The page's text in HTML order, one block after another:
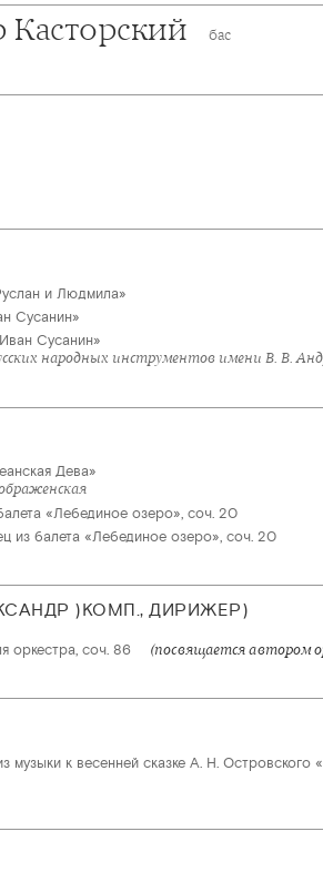
Касторский бас
и Людмила»
Сусанин»
Сусанин»
народных инструментов имени В. В.
Дева»
«Лебединое озеро», соч. 20
из балета «Лебединое озеро», соч. 20
)КОМП., ДИРИЖЕР)
оркестра, соч. 86 (посвящается автором
музыки к весенней сказке А. Н. Островского